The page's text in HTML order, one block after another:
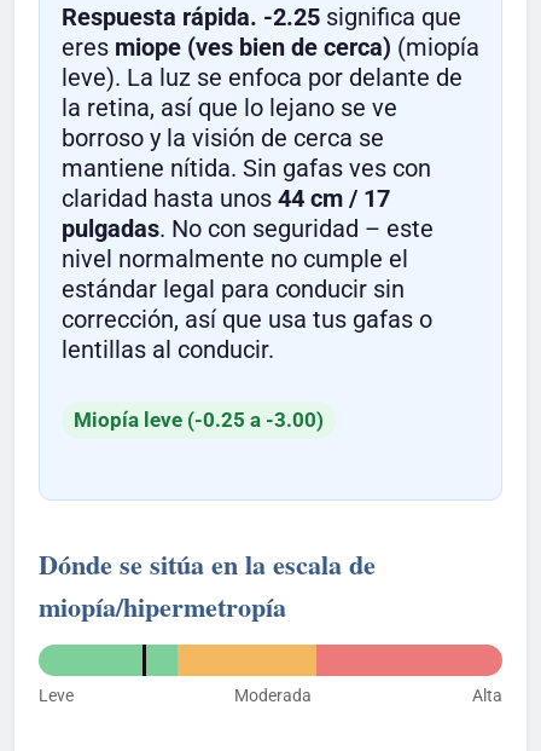
Respuesta rápida. -2.25 significa que
eres miope (ves bien de cerca) (miopía
leve). La luz se enfoca por delante de
la retina, así que lo lejano se ve
borroso y la visión de cerca se
mantiene nítida. Sin gafas ves con
claridad hasta unos 44 cm / 17
pulgadas. No con seguridad – este
nivel normalmente no cumple el
estándar legal para conducir sin
corrección, así que usa tus gafas o
lentillas al conducir.
Miopía leve (-0.25 a -3.00)
Dónde se sitúa en la escala de
miopía/hipermetropía
Leve Moderada Alta